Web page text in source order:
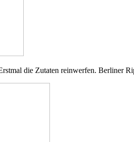
die Zutaten reinwerfen. Berliner